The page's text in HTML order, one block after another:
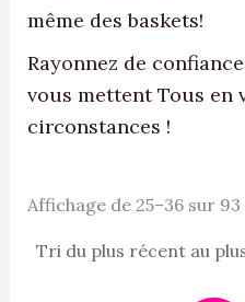
même des baskets!
Rayonnez de
vous mettent Tous en
circonstances !
Affichage de 25–36 sur